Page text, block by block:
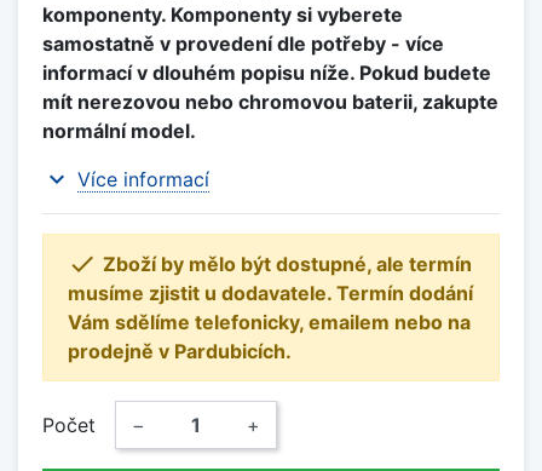
komponenty. Komponenty si vyberete
samostatně v provedení dle potřeby - více
informací v dlouhém popisu níže. Pokud budete
mít nerezovou nebo chromovou baterii, zakupte
normální model.
expand_more Více informací
 Zboží by mělo být dostupné, ale termín
musíme zjistit u dodavatele. Termín dodání
Vám sdělíme telefonicky, emailem nebo na
prodejně v Pardubicích.
Počet − +